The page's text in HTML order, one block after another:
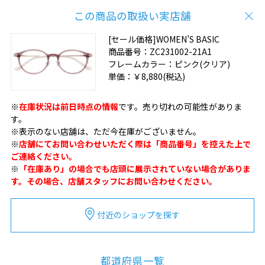
この商品の取扱い実店舗
[セール価格]WOMEN’S BASIC
商品番号： ZC231002-21A1
フレームカラー： ピンク(クリア)
単価： ￥8,880(税込)
※在庫状況は前日時点の情報です。売り切れの可能性がありま
す。
※表示のない店舗は、ただ今在庫がございません。
※店舗にてお問い合わせいただく際は「商品番号」を控えた上で
ご連絡ください。
※ 「在庫あり」の場合でも店頭に展示されていない場合がありま
す。その場合、店舗スタッフにお問い合わせください。
付近のショップを探す
都道府県一覧